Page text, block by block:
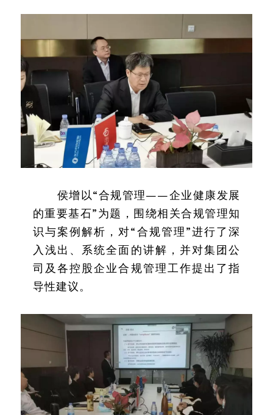
侯增以“合规管理——企业健康发展
的重要基石”为题，围绕相关合规管理知
识与案例解析，对“合规管理”进行了深
入浅出、系统全面的讲解，并对集团公
司及各控股企业合规管理工作提出了指
导性建议。